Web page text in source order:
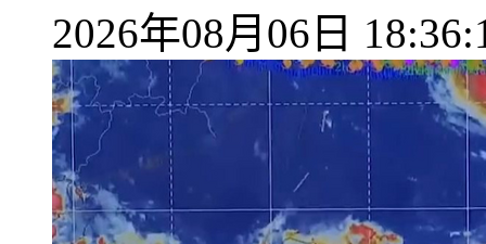
2026年08月06日